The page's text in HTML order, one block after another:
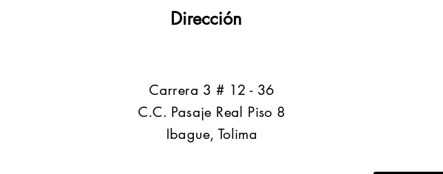
Dirección
​Carrera 3 # 12 - 36
C.C. Pasaje Real Piso 8
Ibague, Tolima